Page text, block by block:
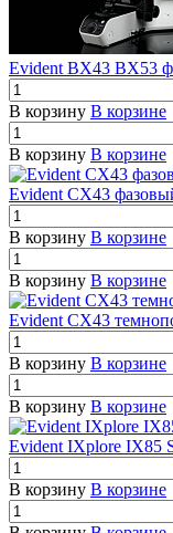
Evident BX43 BX53
В корзину В корзине
В корзину В корзине
Evident CX43
В корзину В корзине
В корзину В корзине
Evident CX43
В корзину В корзине
В корзину В корзине
Evident IXplore IX85
В корзину В корзине